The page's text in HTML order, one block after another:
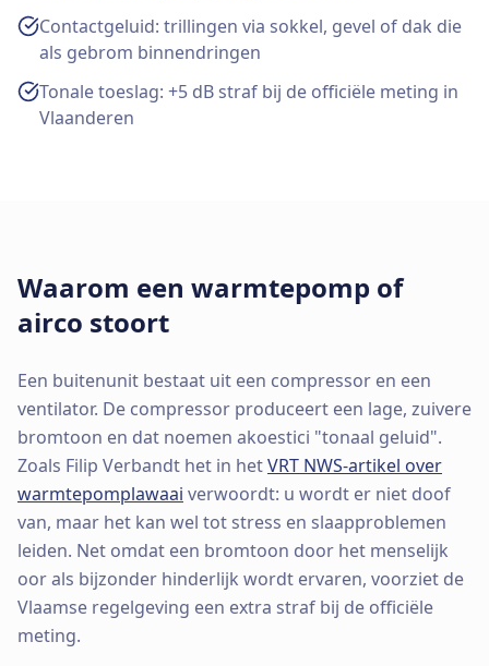
Contactgeluid: trillingen via sokkel, gevel of dak die
als gebrom binnendringen
Tonale toeslag: +5 dB straf bij de officiële meting in
Vlaanderen
Waarom een warmtepomp of
airco stoort
Een buitenunit bestaat uit een compressor en een
ventilator. De compressor produceert een lage, zuivere
bromtoon en dat noemen akoestici "tonaal geluid".
Zoals Filip Verbandt het in hetVRT NWS-artikel over
warmtepomplawaai verwoordt: u wordt er niet doof
van, maar het kan wel tot stress en slaapproblemen
leiden. Net omdat een bromtoon door het menselijk
oor als bijzonder hinderlijk wordt ervaren, voorziet de
Vlaamse regelgeving een extra straf bij de officiële
meting.